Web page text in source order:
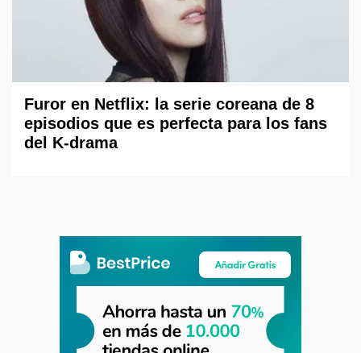
Furor en Netflix: la serie coreana de 8
episodios que es perfecta para los fans
del K-drama